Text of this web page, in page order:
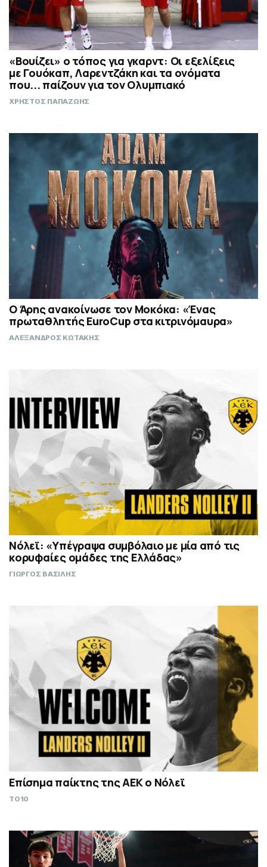
«Βουίζει» ο τόπος για γκαρντ: Οι εξελίξεις
με Γουόκαπ, Λαρεντζάκη και τα ονόματα
που... παίζουν για τον Ολυμπιακό
ΧΡΗΣΤΟΣ ΠΑΠΑΖΩΗΣ
Ο Άρης ανακοίνωσε τον Μοκόκα: «Ένας
πρωταθλητής EuroCup στα κιτρινόμαυρα»
ΑΛΕΞΑΝΔΡΟΣ ΚΩΤΑΚΗΣ
Νόλεϊ: «Υπέγραψα συμβόλαιο με μία από τις
κορυφαίες ομάδες της Ελλάδας»
ΓΙΩΡΓΟΣ ΒΑΣΙΛΗΣ
Επίσημα παίκτης της ΑΕΚ ο Νόλεϊ
TO10